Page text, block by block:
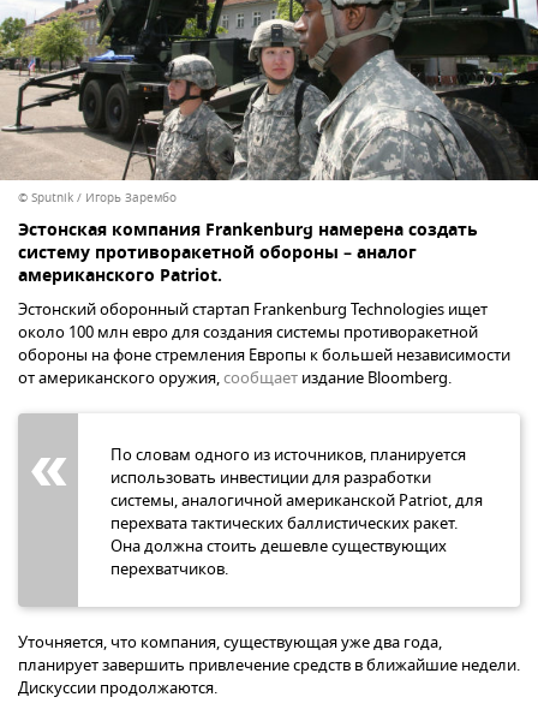
© Sputnik / Игорь Зарембо
Эстонская компания Frankenburg намерена создать
систему противоракетной обороны – аналог
американского Patriot.
Эстонский оборонный стартап Frankenburg Technologies ищет
около 100 млн евро для создания системы противоракетной
обороны на фоне стремления Европы к большей независимости
от американского оружия,сообщает издание Bloomberg.
По словам одного из источников, планируется
использовать инвестиции для разработки
системы, аналогичной американской Patriot, для
перехвата тактических баллистических ракет.
Она должна стоить дешевле существующих
перехватчиков.
Уточняется, что компания, существующая уже два года,
планирует завершить привлечение средств в ближайшие недели.
Дискуссии продолжаются.